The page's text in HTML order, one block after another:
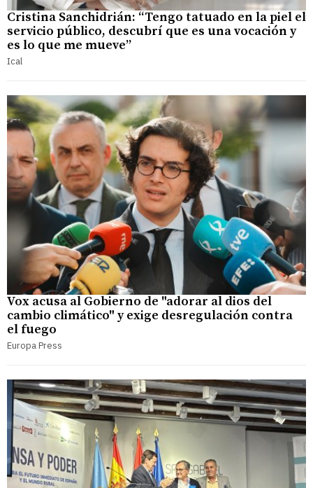
Cristina Sanchidrián: “Tengo tatuado en la piel el
servicio público, descubrí que es una vocación y
es lo que me mueve”
Ical
Vox acusa al Gobierno de "adorar al dios del
cambio climático" y exige desregulación contra
el fuego
Europa Press